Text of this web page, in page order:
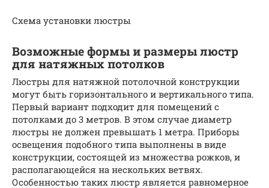
Схема установки люстры
Возможные формы и размеры люстр
для натяжных потолков
Люстры для натяжной потолочной конструкции
могут быть горизонтального и вертикального типа.
Первый вариант подходит для помещений с
потолками до 3 метров. В этом случае диаметр
люстры не должен превышать 1 метра. Приборы
освещения подобного типа выполнены в виде
конструкции, состоящей из множества рожков, и
располагающейся на нескольких ветвях.
Особенностью таких люстр является равномерное